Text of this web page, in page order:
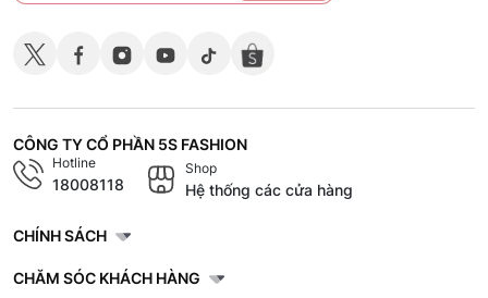
CÔNG TY CỔ PHẦN 5S FASHION
Hotline
18008118
Shop
Hệ thống các cửa hàng
CHÍNH SÁCH
CHĂM SÓC KHÁCH HÀNG